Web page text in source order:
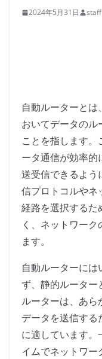
2024年5月31日 staff
自動ルーターと
おいてデータの
ことを指します
ータ通信が効率的
送受信できるよう
信プロトコルやネ
経路を選択するた
く、ネットワー
ます。
自動ルーターには
ず、静的ルーター
ルーターは、あら
データを送信す
に適しています。
イムでネットワー